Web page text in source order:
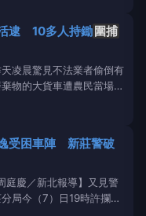
，後來3輛警車將該車攔
駛。翻攝畫面朴子分局
逮 10多人持鋤圍捕
凌晨驚見不法業者偷倒有
物的大貨車遭農民當場攔
名村民持鋤頭等農具
車接應脫逃；警方與環
民準備前往莿桐鄉五華村
受困車陣 新莊警破
庭慶／新北報導】又見警
局今（7）日19時許攔查